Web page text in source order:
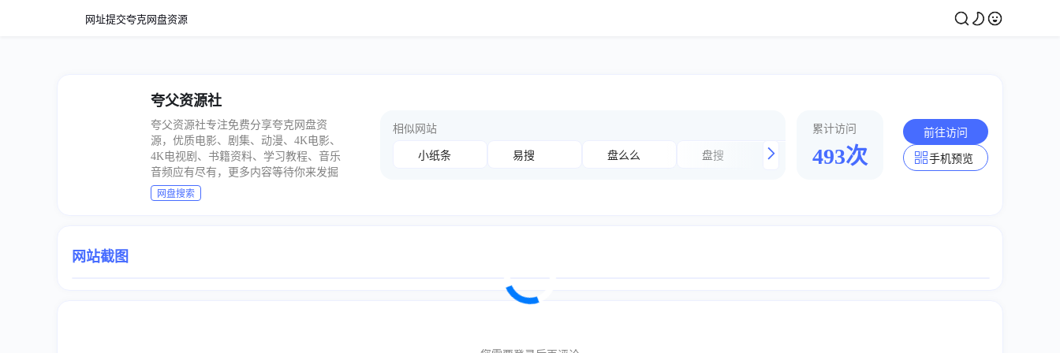
网址提交夸克网盘资源
夸父资源社
夸父资源社专注免费分享夸克网盘资
源，优质电影、剧集、动漫、4K电影、
4K电视剧、书籍资料、学习教程、音乐
音频应有尽有，更多内容等待你来发掘
网盘搜索
相似网站
小纸条 易搜 盘么么 盘搜 咔帕搜索 千帆搜索 阿里搜
累计访问
493次
前往访问
手机预览
网站截图